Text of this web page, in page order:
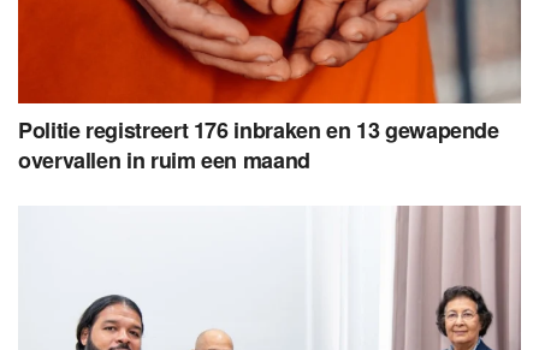
Politie registreert 176 inbraken en 13 gewapende
overvallen in ruim een maand